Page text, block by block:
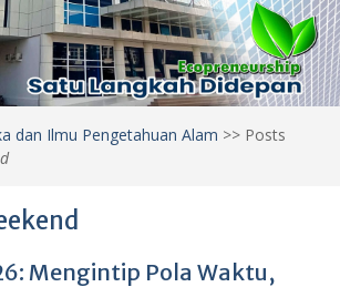
dan Ilmu Pengetahuan Alam >> Posts
Mengintip Pola Waktu,